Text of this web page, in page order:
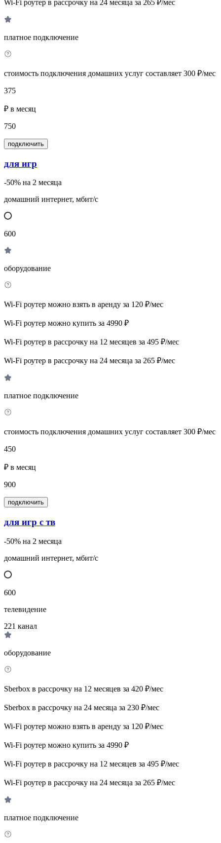
Wi-Fi роутер в рассрочку на 24 месяца за 265 ₽/мес
платное подключение
стоимость подключения домашних услуг составляет 300 ₽/мес
375
₽ в месяц
750
подключить
для игр
-50% на 2 месяца
домашний интернет, мбит/с
600
оборудование
Wi-Fi роутер можно взять в аренду за 120 ₽/мес
Wi-Fi роутер можно купить за 4990 ₽
Wi-Fi роутер в рассрочку на 12 месяцев за 495 ₽/мес
Wi-Fi роутер в рассрочку на 24 месяца за 265 ₽/мес
платное подключение
стоимость подключения домашних услуг составляет 300 ₽/мес
450
₽ в месяц
900
подключить
для игр с тв
-50% на 2 месяца
домашний интернет, мбит/с
600
телевидение
221 канал
оборудование
Sberbox в рассрочку на 12 месяцев за 420 ₽/мес
Sberbox в рассрочку на 24 месяца за 230 ₽/мес
Wi-Fi роутер можно взять в аренду за 120 ₽/мес
Wi-Fi роутер можно купить за 4990 ₽
Wi-Fi роутер в рассрочку на 12 месяцев за 495 ₽/мес
Wi-Fi роутер в рассрочку на 24 месяца за 265 ₽/мес
платное подключение